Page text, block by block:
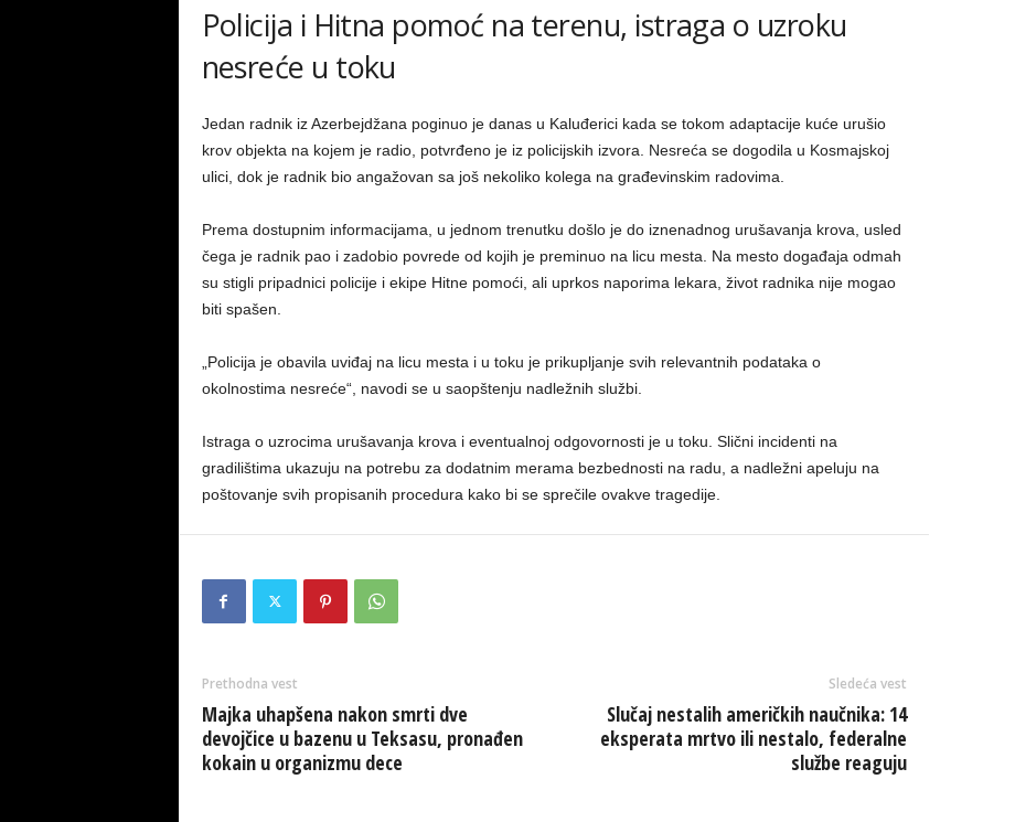
Policija i Hitna pomoć na terenu, istraga o uzroku
nesreće u toku
Jedan radnik iz Azerbejdžana poginuo je danas u Kaluđerici kada se tokom adaptacije kuće urušio
krov objekta na kojem je radio, potvrđeno je iz policijskih izvora. Nesreća se dogodila u Kosmajskoj
ulici, dok je radnik bio angažovan sa još nekoliko kolega na građevinskim radovima.
Prema dostupnim informacijama, u jednom trenutku došlo je do iznenadnog urušavanja krova, usled
čega je radnik pao i zadobio povrede od kojih je preminuo na licu mesta. Na mesto događaja odmah
su stigli pripadnici policije i ekipe Hitne pomoći, ali uprkos naporima lekara, život radnika nije mogao
biti spašen.
„Policija je obavila uviđaj na licu mesta i u toku je prikupljanje svih relevantnih podataka o
okolnostima nesreće“, navodi se u saopštenju nadležnih službi.
Istraga o uzrocima urušavanja krova i eventualnoj odgovornosti je u toku. Slični incidenti na
gradilištima ukazuju na potrebu za dodatnim merama bezbednosti na radu, a nadležni apeluju na
poštovanje svih propisanih procedura kako bi se sprečile ovakve tragedije.
Prethodna vest
Majka uhapšena nakon smrti dve
devojčice u bazenu u Teksasu, pronađen
kokain u organizmu dece
Sledeća vest
Slučaj nestalih američkih naučnika: 14
eksperata mrtvo ili nestalo, federalne
službe reaguju